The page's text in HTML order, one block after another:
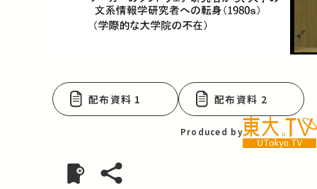
Video
配布資料 1 配布資料 2
Produced by